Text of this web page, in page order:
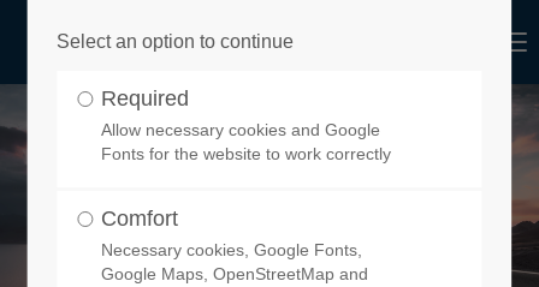
Select an option to continue
Required
Allow necessary cookies and Google
Fonts for the website to work correctly
Comfort
Necessary cookies, Google Fonts,
Google Maps, OpenStreetMap and